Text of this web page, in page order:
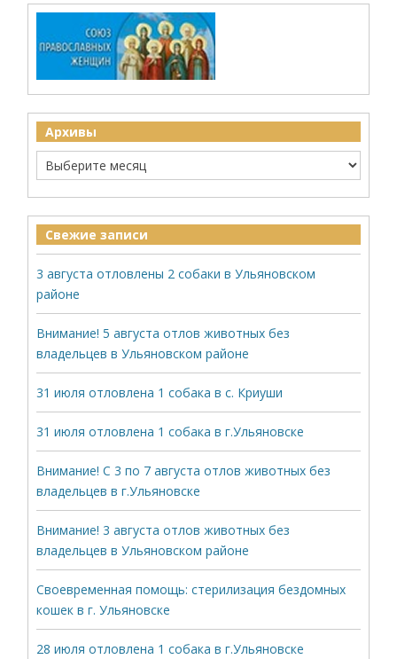
Архивы
Свежие записи
3 августа отловлены 2 собаки в Ульяновском
районе
Внимание! 5 августа отлов животных без
владельцев в Ульяновском районе
31 июля отловлена 1 собака в с. Криуши
31 июля отловлена 1 собака в г.Ульяновске
Внимание! С 3 по 7 августа отлов животных без
владельцев в г.Ульяновске
Внимание! 3 августа отлов животных без
владельцев в Ульяновском районе
Своевременная помощь: стерилизация бездомных
кошек в г. Ульяновске
28 июля отловлена 1 собака в г.Ульяновске